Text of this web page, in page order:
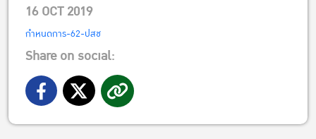
16 OCT 2019
กำหนดการ-62-ปสช
Share on social: